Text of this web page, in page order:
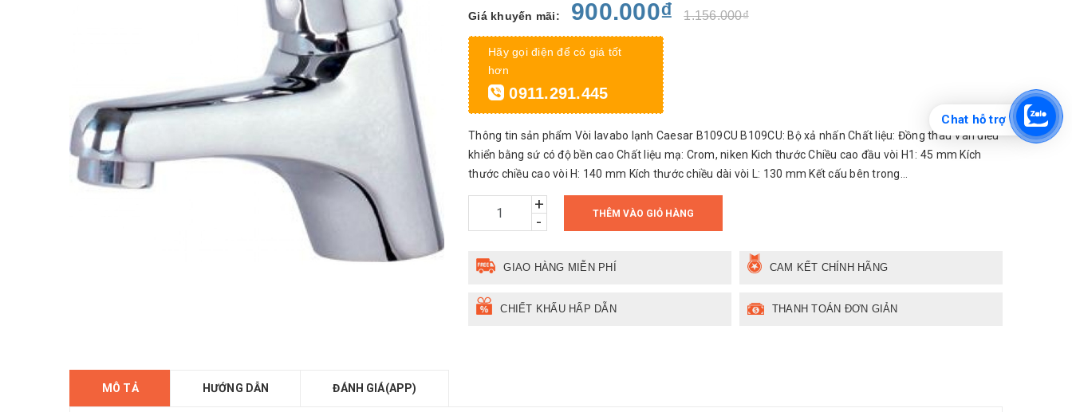
Giá khuyến mãi: 900.000₫ 1.156.000₫
Hãy gọi điện để có giá tốt
hơn
0911.291.445
Thông tin sản phẩm Vòi lavabo lạnh Caesar B109CU B109CU: Bộ xả nhấn Chất liệu: Đồng thau Van điều
khiển bằng sứ có độ bền cao Chất liệu mạ: Crom, niken Kich thước Chiều cao đầu vòi H1: 45 mm Kích
thước chiều cao vòi H: 140 mm Kích thước chiều dài vòi L: 130 mm Kết cấu bên trong...
+
-
THÊM VÀO GIỎ HÀNG
GIAO HÀNG MIỄN PHÍ CAM KẾT CHÍNH HÃNG
CHIẾT KHẤU HẤP DẪN THANH TOÁN ĐƠN GIẢN
MÔ TẢ HƯỚNG DẪN ĐÁNH GIÁ(APP)
Chat hỗ trợ